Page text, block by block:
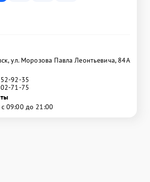
ул. Морозова Павла Леонтьевича, 84А
92-35
71-75
09:00 до 21:00